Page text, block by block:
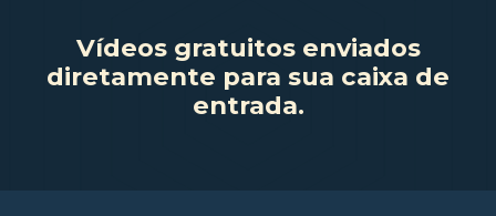
Vídeos gratuitos enviados
diretamente para sua caixa de
entrada.